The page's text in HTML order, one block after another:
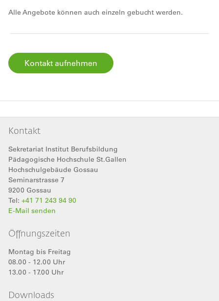
Alle Angebote können auch einzeln gebucht werden.
Kontakt aufnehmen
Kontakt
Sekretariat Institut Berufsbildung
Pädagogische Hochschule St.Gallen
Hochschulgebäude Gossau
Seminarstrasse 7
9200 Gossau
Tel: +41 71 243 94 90
E-Mail senden
Öffnungszeiten
Montag bis Freitag
08.00 - 12.00 Uhr
13.00 - 17.00 Uhr
Downloads